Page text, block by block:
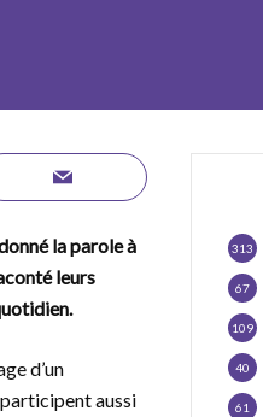
la parole à
leurs
d’un
aussi
313
67
109
40
61